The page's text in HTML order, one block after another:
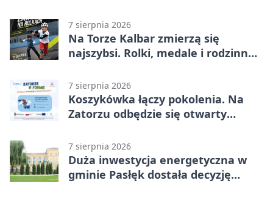
7 sierpnia 2026
Na Torze Kalbar zmierzą się
najszybsi. Rolki, medale i rodzinna
7 sierpnia 2026
Koszykówka łączy pokolenia. Na
Zatorzu odbędzie się otwarty
7 sierpnia 2026
Duża inwestycja energetyczna w
gminie Pasłęk dostała decyzję